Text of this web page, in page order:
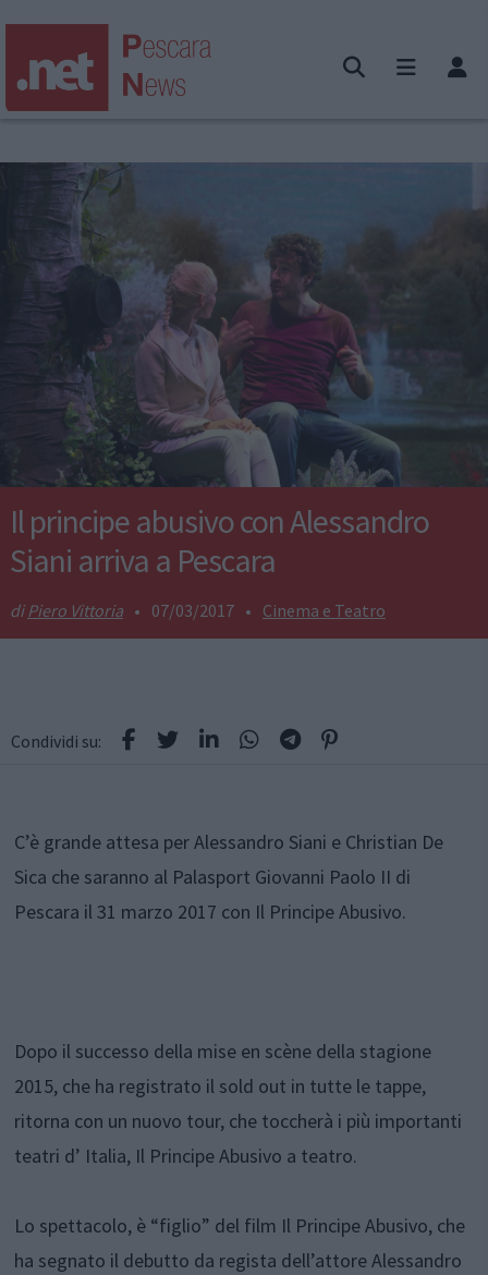
Il principe abusivo con Alessandro
Siani arriva a Pescara
Piero Vittoria • 07/03/2017 • Cinema e Teatro
Condividi su:
C’è grande attesa per Alessandro Siani e Christian De
Sica che saranno al Palasport Giovanni Paolo II di
Pescara il 31 marzo 2017 con Il Principe Abusivo.
Dopo il successo della mise en scène della stagione
2015, che ha registrato il sold out in tutte le tappe,
ritorna con un nuovo tour, che toccherà i più importanti
teatri d’ Italia, Il Principe Abusivo a teatro.
Lo spettacolo, è “figlio” del film Il Principe Abusivo, che
ha segnato il debutto da regista dell’attore Alessandro